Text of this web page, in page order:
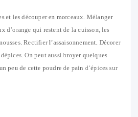
et les découper en morceaux. Mélanger
d’orange qui restent de la cuisson, les
Rectifier l’assaisonnement. Décorer
On peut aussi broyer quelques
peu de cette poudre de pain d’épices sur